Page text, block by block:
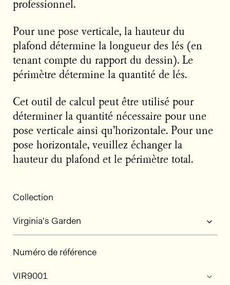
professionnel.
Pour une pose verticale, la hauteur du
plafond détermine la longueur des lés (en
tenant compte du rapport du dessin). Le
périmètre détermine la quantité de lés.
Cet outil de calcul peut être utilisé pour
déterminer la quantité nécessaire pour une
pose verticale ainsi qu’horizontale. Pour une
pose horizontale, veuillez échanger la
hauteur du plafond et le périmètre total.
Collection
Numéro de référence